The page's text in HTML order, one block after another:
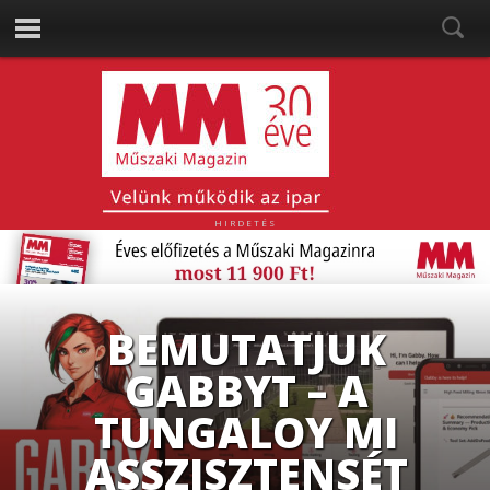
HIRDETÉS
A METROLÓGIAI
3D SZKENNELÉS ÚJ
IRÁNYA: VEZETÉK
NÉLKÜLI MÉRÉS A